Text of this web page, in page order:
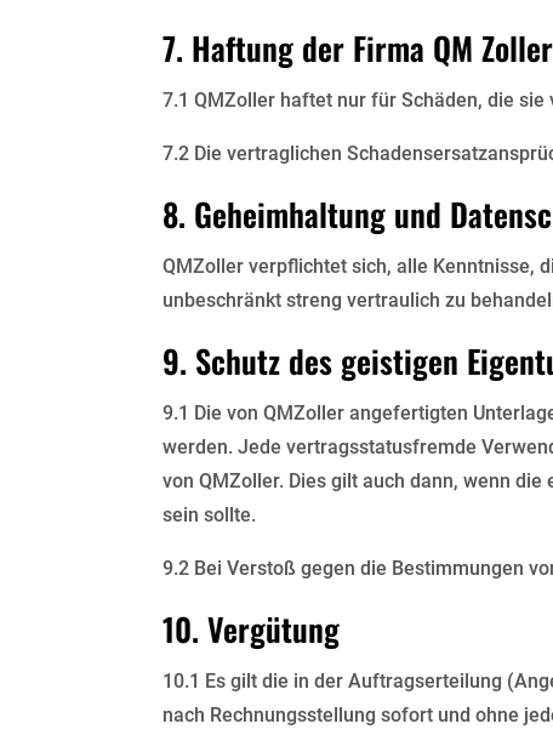
7. Haftung der Firma QM
7.1 QMZoller haftet nur für Schäden, die
7.2 Die vertraglichen
8. Geheimhaltung und
QMZoller verpflichtet sich, alle Kenntnisse,
unbeschränkt streng vertraulich zu
9. Schutz des geistigen
9.1 Die von QMZoller angefertigten
werden. Jede vertragsstatusfremde
von QMZoller. Dies gilt auch dann, wenn
sein sollte.
9.2 Bei Verstoß gegen die Bestimmungen
10. Vergütung
10.1 Es gilt die in der Auftragserteilung
nach Rechnungsstellung sofort und ohne